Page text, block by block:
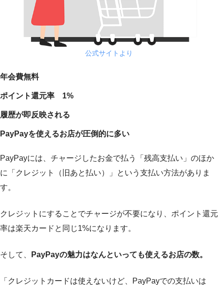
公式サイトより
年会費無料
ポイント還元率 1%
履歴が即反映される
PayPayを使えるお店が圧倒的に多い
PayPayには、チャージしたお金で払う「残高支払い」のほか
に「クレジット（旧あと払い）」という支払い方法がありま
す。
クレジットにすることでチャージが不要になり、ポイント還元
率は楽天カードと同じ1%になります。
そして、 PayPayの魅力はなんといっても使えるお店の数。
「クレジットカードは使えないけど、PayPayでの支払いは